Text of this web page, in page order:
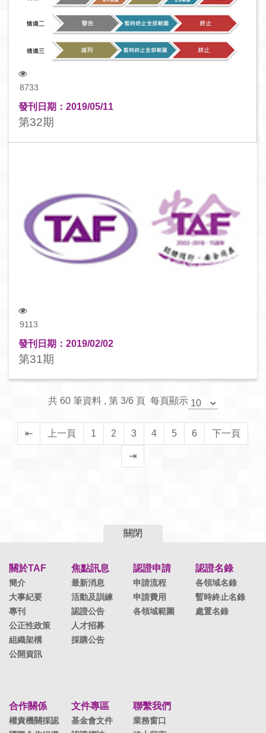
8733
發刊日期：2019/05/11
第32期
9113
發刊日期：2019/02/02
第31期
共 60 筆資料 , 第 3/6 頁 每頁顯示
⇤ 上一頁 1 2 3 4 5 6 下一頁
⇥
關閉
關於TAF
簡介
大事紀要
專刊
公正性政策
組織架構
公開資訊
焦點訊息
最新消息
活動及訓練
認證公告
人才招募
採購公告
認證申請
申請流程
申請費用
各領域範圍
認證名錄
各領域名錄
暫時終止名錄
處置名錄
合作關係
權責機關採認
文件專區
基金會文件
聯繫我們
業務窗口